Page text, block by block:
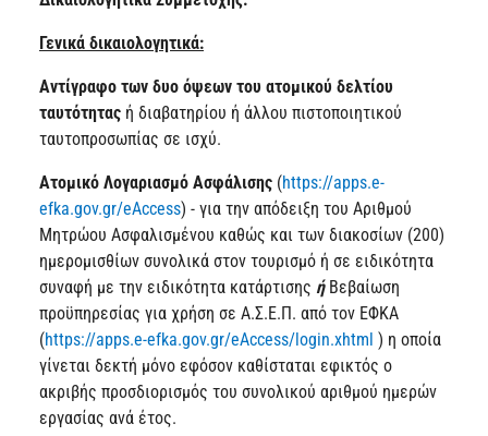
Γενικά δικαιολογητικά:
Αντίγραφο των δυο όψεων του ατομικού δελτίου
ταυτότητας ή διαβατηρίου ή άλλου πιστοποιητικού
ταυτοπροσωπίας σε ισχύ.
Ατομικό Λογαριασμό Ασφάλισης (https://apps.e-
efka.gov.gr/eAccess) - για την απόδειξη του Αριθμού
Μητρώου Ασφαλισμένου καθώς και των διακοσίων (200)
ημερομισθίων συνολικά στον τουρισμό ή σε ειδικότητα
συναφή με την ειδικότητα κατάρτισης ή Βεβαίωση
προϋπηρεσίας για χρήση σε Α.Σ.Ε.Π. από τον ΕΦΚΑ
(https://apps.e-efka.gov.gr/eAccess/login.xhtml ) η οποία
γίνεται δεκτή μόνο εφόσον καθίσταται εφικτός ο
ακριβής προσδιορισμός του συνολικού αριθμού ημερών
εργασίας ανά έτος.